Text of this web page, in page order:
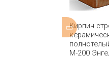
Кирпич
М-200